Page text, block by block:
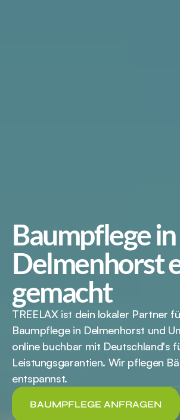
Baumpflege in
Delmenhorst
gemacht
TREELAX ist dein lokaler Partner
Baumpflege in Delmenhorst und
online buchbar mit Deutschland's
Leistungsgarantien. Wir pflegen
entspannst.
BAUMPFLEGE ANFRAGEN